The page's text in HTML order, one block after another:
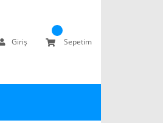
Giriş Sepetim